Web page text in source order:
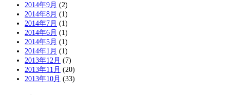
2014年9月 (2)
2014年8月 (1)
2014年7月 (1)
2014年6月 (1)
2014年5月 (1)
2014年1月 (1)
2013年12月 (7)
2013年11月 (20)
2013年10月 (33)